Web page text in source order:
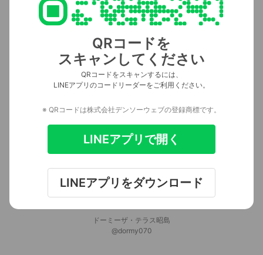
ドーミーザ・テラス昭島
@dormy070
QRコードを
スキャンしてください
QRコードをスキャンするには、
LINEアプリのコードリーダーをご利用ください。
※ QRコードは株式会社デンソーウェブの登録商標です。
LINEアプリで開く
LINEアプリをダウンロード